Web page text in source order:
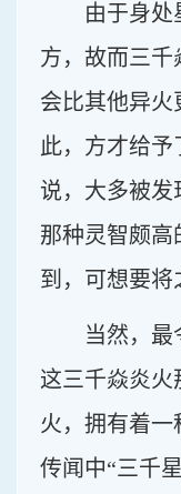
由于身处
方，故而三千
会比其他异火
此，方才给
说，大多被发
那种灵智颇
到，可想要将
当然，最
这三千焱炎火
火，拥有着一
传闻中“三千